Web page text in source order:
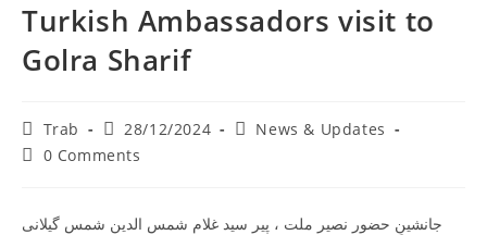
Turkish Ambassadors visit to
Golra Sharif
Post
author:
Trab
Post
published:
28/12/2024
PostNews & Updates
Post0 Comments
جانشینِ حضور نصیر ملت ، پیر سید غلام شمس الدین شمس گیلانی